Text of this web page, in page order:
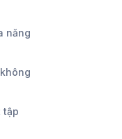
năng
tập